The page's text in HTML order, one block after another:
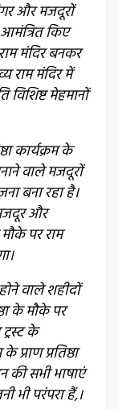
और मजदूरों
आमंत्रित किए
मंदिर बनकर
राम मंदिर में
मेहमानों
कार्यक्रम के
वाले मजदूरों
बना रहा है।
और
पर राम
वाले शहीदों
के मौके पर
के
प्रतिष्ठा
की सभी भाषाएं
भी परंपरा हैं,।